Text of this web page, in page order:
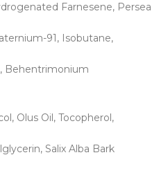
Farnesene, Persea
91, Isobutane,
Behentrimonium
Olus Oil, Tocopherol,
Salix Alba Bark